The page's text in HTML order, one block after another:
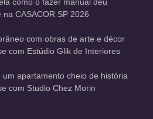
CASACOR SP 2026
com obras de arte e décor
com Estúdio Glik de Interiores
apartamento cheio de história
com Studio Chez Morin